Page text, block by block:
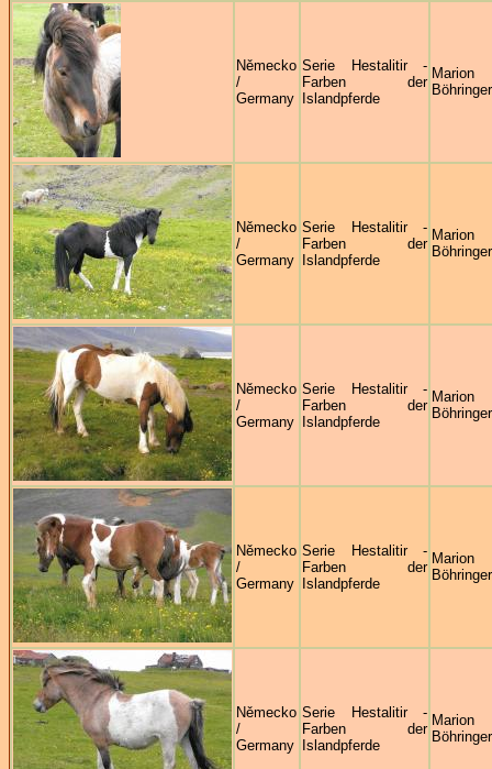
Německo
/
Germany
Serie Hestalitir -
Farben der
Islandpferde
Marion
Böhringer
Německo
/
Germany
Serie Hestalitir -
Farben der
Islandpferde
Marion
Böhringer
Německo
/
Germany
Serie Hestalitir -
Farben der
Islandpferde
Marion
Böhringer
Německo
/
Germany
Serie Hestalitir -
Farben der
Islandpferde
Marion
Böhringer
Německo
/
Germany
Serie Hestalitir -
Farben der
Islandpferde
Marion
Böhringer